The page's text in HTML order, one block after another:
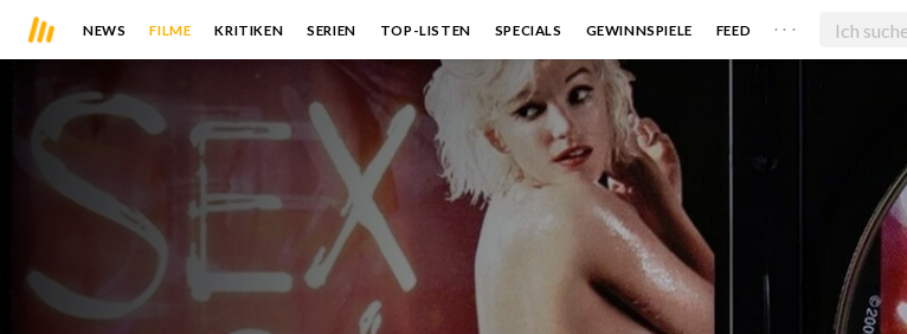
NEWS FILME KRITIKEN SERIEN TOP-LISTEN SPECIALS GEWINNSPIELE FEED . . .